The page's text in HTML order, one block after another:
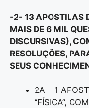
-2- 13 APOSTILAS
MAIS DE 6 MIL
DISCURSIVAS),
RESOLUÇÕES,
SEUS
2A – 1
“FÍSICA”,